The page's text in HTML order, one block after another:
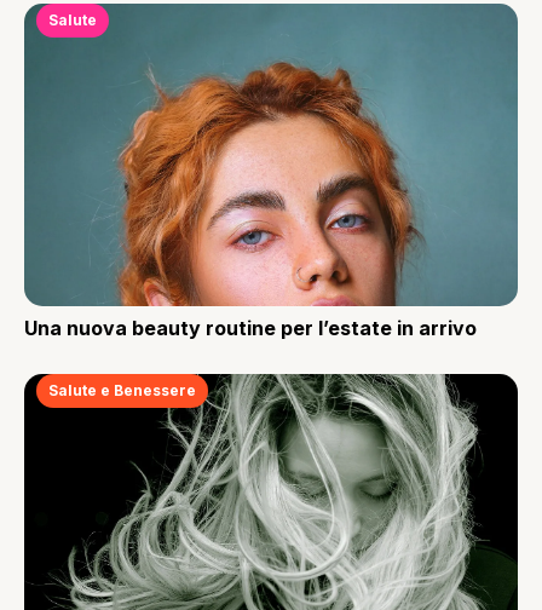
Salute
Una nuova beauty routine per l’estate in arrivo
Salute e Benessere